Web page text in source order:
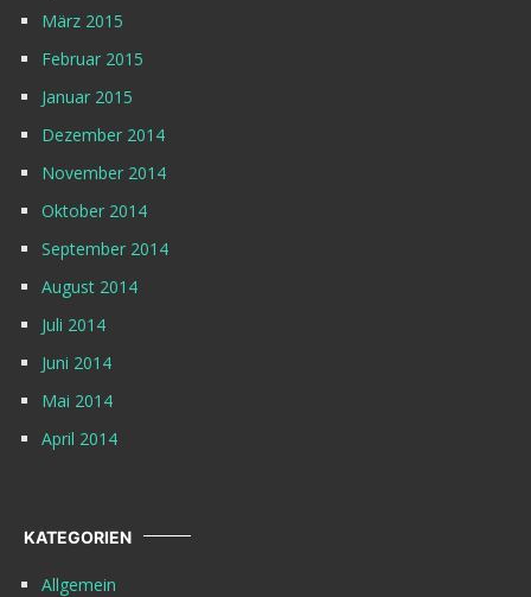
März 2015
Februar 2015
Januar 2015
Dezember 2014
November 2014
Oktober 2014
September 2014
August 2014
Juli 2014
Juni 2014
Mai 2014
April 2014
KATEGORIEN
Allgemein